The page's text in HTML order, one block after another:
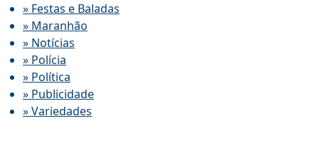
» Festas e Baladas
» Maranhão
» Notícias
» Polícia
» Política
» Publicidade
» Variedades